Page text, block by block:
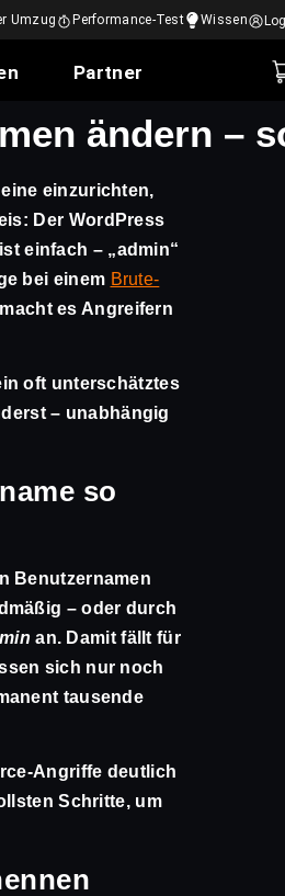
Umzug Performance-Test Wissen
Partner
ändern –
einzurichten,
Der WordPress
einfach – „admin“
bei einem Brute-
es Angreifern
oft unterschätztes
– unabhängig
so
Benutzernamen
– oder durch
an. Damit fällt für
sich nur noch
tausende
Angriffe deutlich
Schritte, um